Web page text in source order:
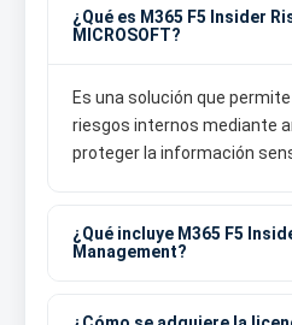
¿Qué es M365 F5 Insider
MICROSOFT?
Es una solución que
riesgos internos mediante
proteger la información
¿Qué incluye M365 F5
Management?